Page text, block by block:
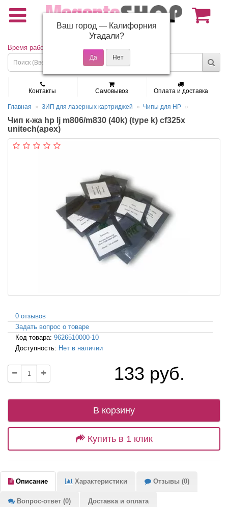
(495) 150-01-37
Время работы: Пн - Пт 9:30 - 19:00
Контакты Самовывоз Оплата и доставка
Главная ЗИП для лазерных картриджей Чипы для HP
Чип к-жа hp lj m806/m830 (40k) (type k) cf325x
unitech(apex)
0 отзывов
Задать вопрос о товаре
Код товара: 9626510000-10
Доступность: Нет в наличии
133 руб.
В корзину
Купить в 1 клик
Описание Характеристики Отзывы (0)
Вопрос-ответ (0) Доставка и оплата
Ваш город — Калифорния
Угадали?